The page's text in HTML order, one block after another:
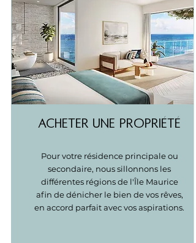
ACHETER UNE PROPRIÉTÉ
Pour votre résidence principale ou
secondaire, nous sillonnons les
différentes régions de l'Île Maurice
afin de dénicher le bien de vos rêves,
en accord parfait avec vos aspirations.